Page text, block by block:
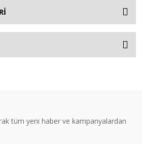
tüm yeni haber ve kampanyalardan